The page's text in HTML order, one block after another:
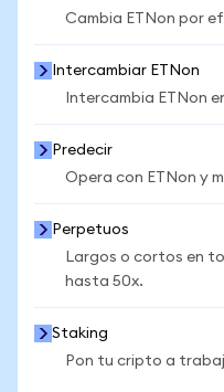
Cambia ETNon por
Intercambiar ETNon
Intercambia ETNon
Predecir
Opera con ETNon y
Perpetuos
Largos o cortos en
hasta 50x.
Staking
Pon tu cripto a